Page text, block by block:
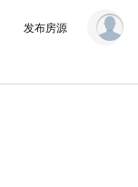
发布房源